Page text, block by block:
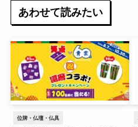
あわせて読みたい
位牌・仏壇・仏具